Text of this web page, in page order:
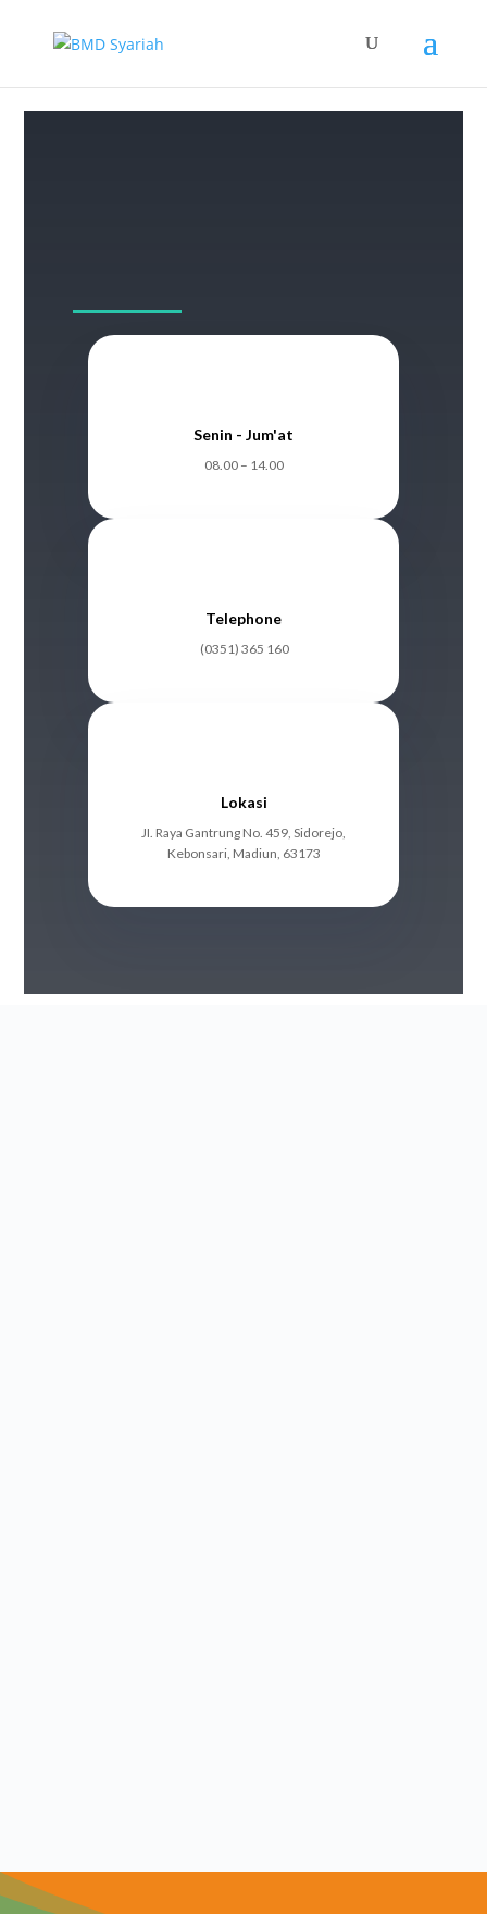
Senin - Jum'at
08.00 – 14.00
Telephone
(0351) 365 160
Lokasi
JI. Raya Gantrung No. 459, Sidorejo,
Kebonsari, Madiun, 63173